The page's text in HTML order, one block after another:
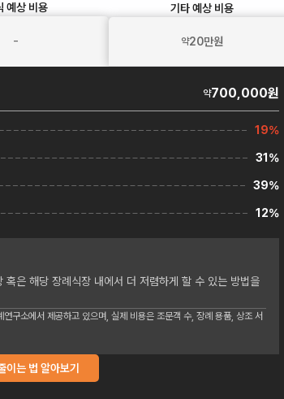
예상 비용
-
기타예상 비용
약20만원
약700,000원
19%
31%
39%
12%
은 해당 장례식장 내에서 더 저렴하게 할 수 있는 방법을
구소에서 제공하고 있으며, 실제 비용은 조문객 수, 장례 용품, 상조 서
이는 법 알아보기